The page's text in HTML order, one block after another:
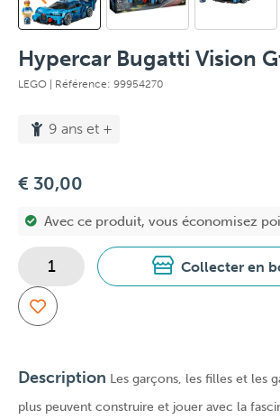
Hypercar Bugatti Vision
LEGO | Référence: 99954270
9 ans et +
€ 30,00
Avec ce produit, vous économisez
Collecter en
Description Les garçons, les filles et les
plus peuvent construire et jouer avec la